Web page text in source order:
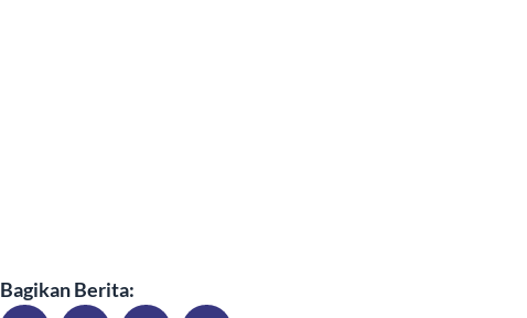
Bagikan Berita: